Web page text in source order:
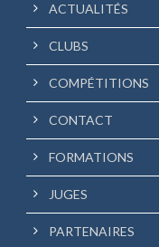
ACTUALITÉS
CLUBS
COMPÉTITIONS
CONTACT
FORMATIONS
JUGES
PARTENAIRES